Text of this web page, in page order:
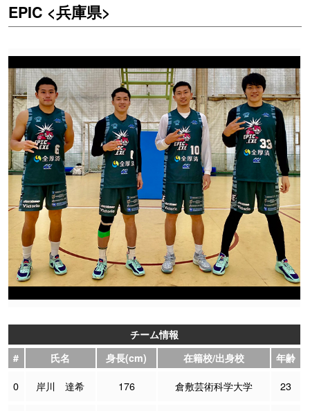
EPIC <兵庫県>
チーム情報
#
氏名 身長(cm) 在籍校/出身校 年齢
0 岸川 達希 176 倉敷芸術科学大学 23